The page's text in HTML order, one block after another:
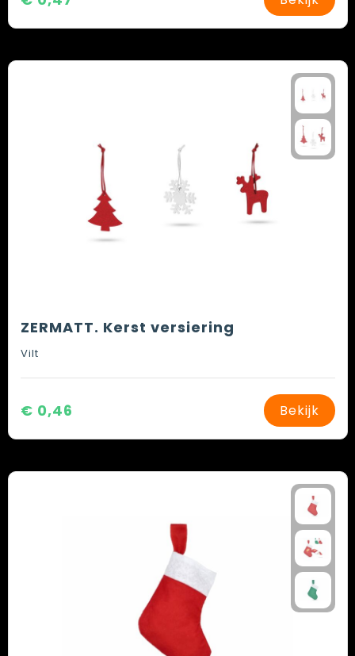
ZERMATT. Kerst versiering
Vilt
€ 0,46 Bekijk